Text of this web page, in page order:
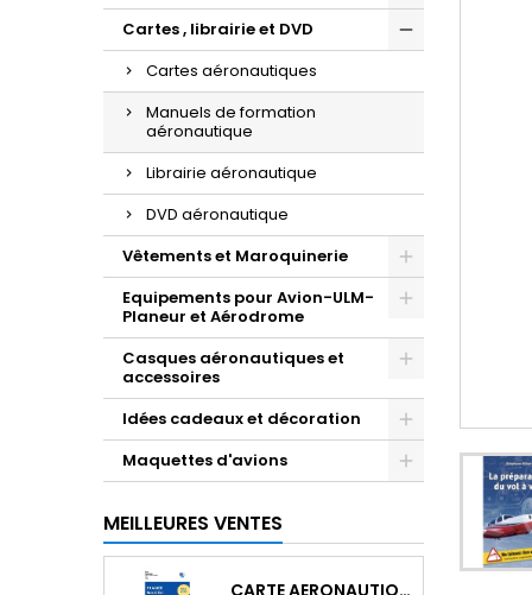
Cartes , librairie et DVD
Cartes aéronautiques
Manuels de formation
aéronautique
Librairie aéronautique
DVD aéronautique
Vêtements et Maroquinerie
Equipements pour Avion-ULM-
Planeur et Aérodrome
Casques aéronautiques et
accessoires
Idées cadeaux et décoration
Maquettes d'avions
MEILLEURES VENTES
CARTE AERONAUTIQUE OACI SIA FRANCE NORD EST 2026 AU 1/500 000